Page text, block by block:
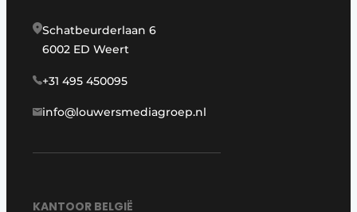
Schatbeurderlaan 6
6002 ED Weert
+31 495 450095
info@louwersmediagroep.nl
KANTOOR BELGIË